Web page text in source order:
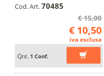
Cod. Art.70485
€ 15,00
€ 10,50
iva esclusa
Qnt. 1 Conf.